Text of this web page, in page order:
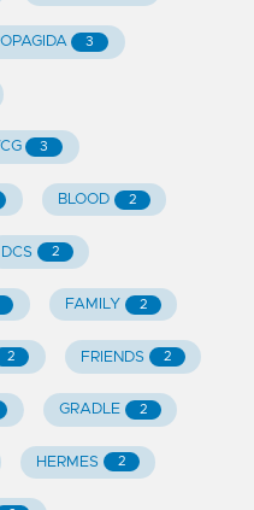
3
3
BLOOD 2
DCS 2
FAMILY 2
2 FRIENDS 2
GRADLE 2
HERMES 2